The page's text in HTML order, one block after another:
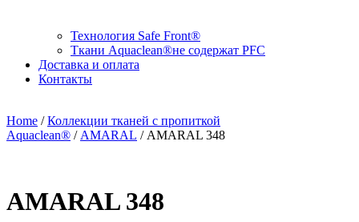
Технология Safe Front®
Ткани Aquaclean®не содержат PFC
Доставка и оплата
Контакты
Home /Коллекции тканей с пропиткой
Aquaclean® / AMARAL / AMARAL 348
AMARAL 348